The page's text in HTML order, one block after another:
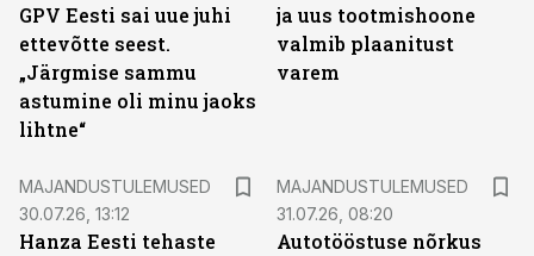
GPV Eesti sai uue juhi
ettevõtte seest.
„Järgmise sammu
astumine oli minu jaoks
lihtne“
ja uus tootmishoone
valmib plaanitust
varem
MAJANDUSTULEMUSED
30.07.26, 13:12
Hanza Eesti tehaste
MAJANDUSTULEMUSED
31.07.26, 08:20
Autotööstuse nõrkus